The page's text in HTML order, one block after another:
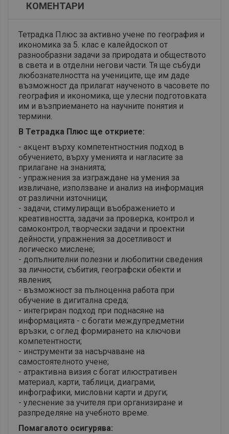
КОМЕНТАРИ
Тетрадка Плюс за активно учене по география и
икономика за 5. клас е калейдоскоп от
разнообразни задачи за природата и обществото
в света и в отделни негови части. Тя ще събуди
любознателността на учениците, ще им даде
възможност да прилагат наученото в часовете по
география и икономика, ще улесни подготовката
им и възприемането на научните понятия и
термини.
В Тетрадка Плюс ще откриете:
- акцент върху компетентностния подход в
обучението, върху уменията и нагласите за
прилагане на знанията;
- упражнения за изграждане на умения за
извличане, използване и анализ на информация
от различни източници;
- задачи, стимулиращи въображението и
креативността, задачи за проверка, контрол и
самоконтрол, творчески задачи и проектни
дейности, упражнения за досетливост и
логическо мислене;
- допълнителни полезни и любопитни сведения
за личности, събития, географски обекти и
явления;
- възможност за пълноценна работа при
обучение в дигитална среда;
- интегриран подход при поднасяне на
информацията - с богати междупредметни
връзки, с оглед формирането на ключови
компетентности;
- инструменти за насърчаване на
самостоятелното учене;
- атрактивна визия с богат илюстративен
материал, карти, таблици, диаграми,
инфографики, мисловни карти и други;
- улеснение за учителя при организиране и
разпределяне на учебното време.
Помагалото осигурява: